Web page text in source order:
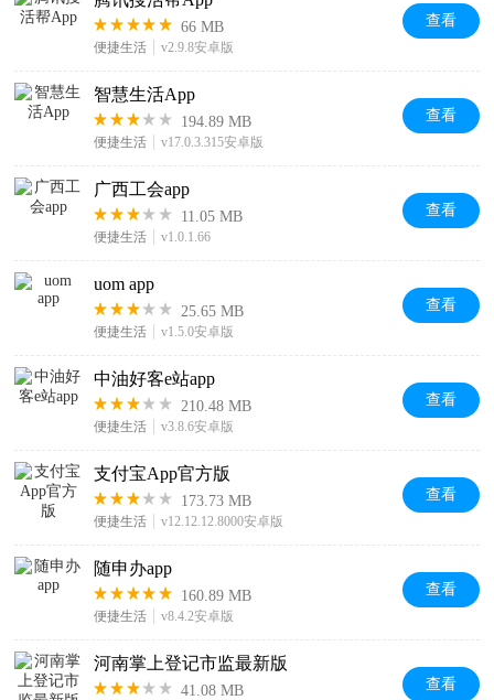
66 MB
便捷生活 v2.9.8安卓版
查看
智慧生活App
194.89 MB
便捷生活 v17.0.3.315安卓版
查看
广西工会app
11.05 MB
便捷生活 v1.0.1.66
查看
uom app
25.65 MB
便捷生活 v1.5.0安卓版
查看
中油好客e站app
210.48 MB
便捷生活 v3.8.6安卓版
查看
支付宝App官方版
173.73 MB
便捷生活 v12.12.12.8000安卓版
查看
随申办app
160.89 MB
便捷生活 v8.4.2安卓版
查看
河南掌上登记市监最新版
41.08 MB 查看